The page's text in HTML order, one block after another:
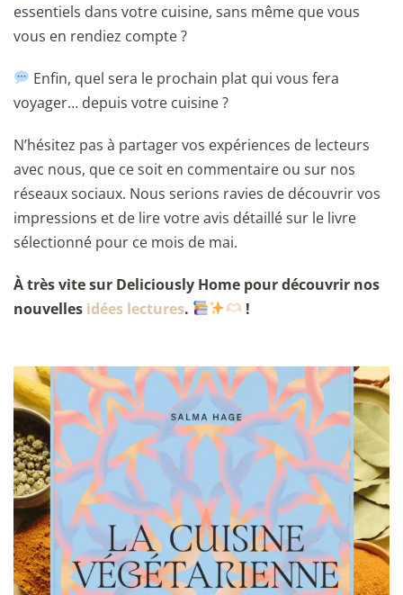
essentiels dans votre cuisine, sans même que vous
vous en rendiez compte ?
Enfin, quel sera le prochain plat qui vous fera
voyager… depuis votre cuisine ?
N’hésitez pas à partager vos expériences de lecteurs
avec nous, que ce soit en commentaire ou sur nos
réseaux sociaux. Nous serions ravies de découvrir vos
impressions et de lire votre avis détaillé sur le livre
sélectionné pour ce mois de mai.
À très vite sur Deliciously Home pour découvrir nos
nouvelles idées lectures. !